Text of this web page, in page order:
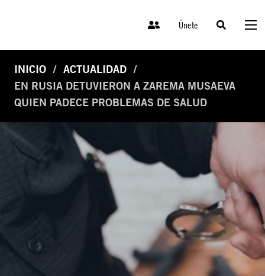
Únete
INICIO
ACTUALIDAD
EN RUSIA DETUVIERON A ZAREMA MUSAEVA
QUIEN PADECE PROBLEMAS DE SALUD